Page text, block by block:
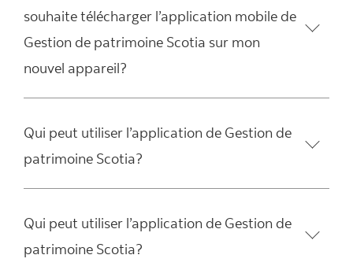
souhaite télécharger l’application mobile de
Gestion de patrimoine Scotia sur mon
nouvel appareil?
Qui peut utiliser l’application de Gestion de
patrimoine Scotia?
Qui peut utiliser l’application de Gestion de
patrimoine Scotia?